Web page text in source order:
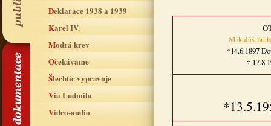
Deklarace 1938 a 1939
Karel IV.
Modrá krev
Očekáváme
Šlechtic vypravuje
Via Ludmila
Video-audio
Mikuláš
*14.6.1897
†